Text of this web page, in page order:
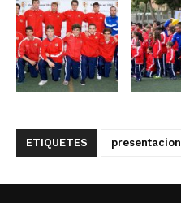
ETIQUETES presentacion